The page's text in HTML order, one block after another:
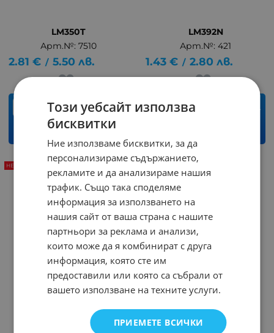
LM350T
Арт.№: 7510
2.81 € / 5.50 лв.
бр.
LM392N
Арт.№: 421
1.43 € / 2.80 лв.
бр.
Арт.№: 30670
НЕНАЛИЧЕН
Този уебсайт използва
бисквитки
Ние използваме бисквитки, за да
персонализираме съдържанието,
рекламите и да анализираме нашия
трафик. Също така споделяме
информация за използването на
нашия сайт от ваша страна с нашите
партньори за реклама и анализи,
които може да я комбинират с друга
информация, която сте им
предоставили или която са събрали от
вашето използване на техните услуги.
ПРИЕМЕТЕ ВСИЧКИ